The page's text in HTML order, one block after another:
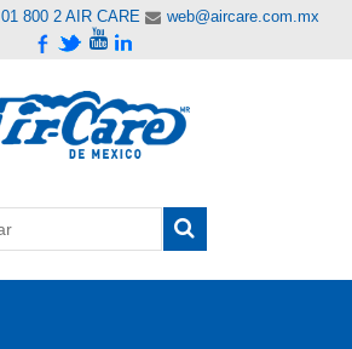
01 800 2 AIR CARE web@aircare.com.mx